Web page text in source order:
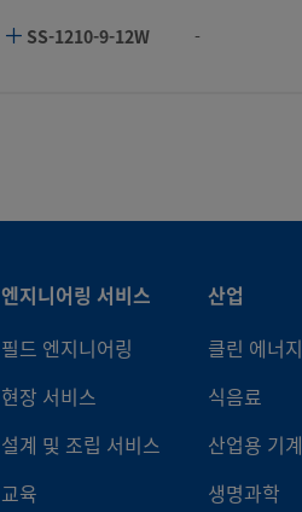
SS-1210-9-12W -
엔지니어링 서비스
필드 엔지니어링
현장 서비스
설계 및 조립 서비스
교육
산업
클린 에너지
식음료
산업용 기
생명과학